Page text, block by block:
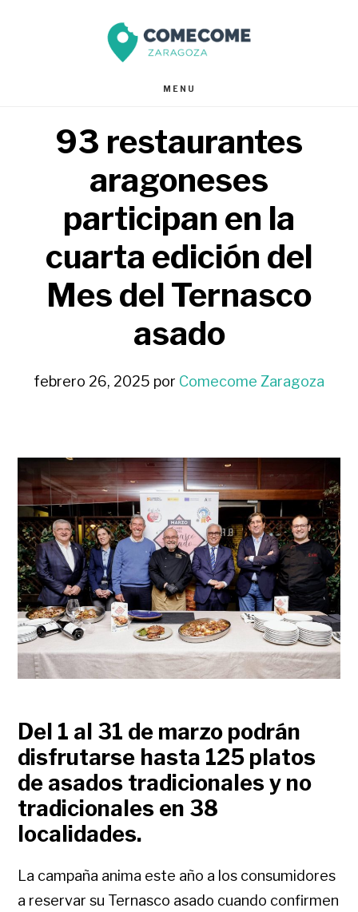
MENU
93 restaurantes
aragoneses
participan en la
cuarta edición del
Mes del Ternasco
asado
febrero 26, 2025 por Comecome Zaragoza
Del 1 al 31 de marzo podrán
disfrutarse hasta 125 platos
de asados tradicionales y no
tradicionales en 38
localidades.
La campaña anima este año a los consumidores
a reservar su Ternasco asado cuando confirmen